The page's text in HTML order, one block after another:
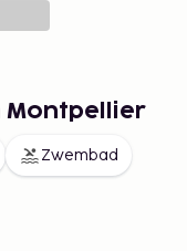
Montpellier
Zwembad